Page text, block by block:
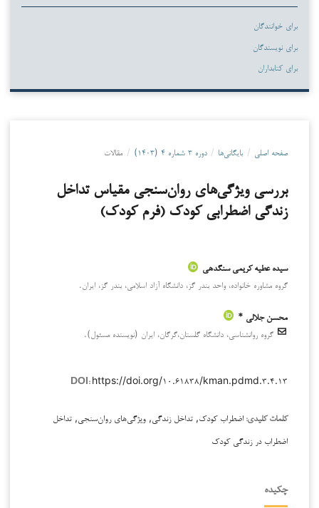
برای خوانندگان
برای نویسندگان
برای کتابداران
صفحه اصلی / بایگانی‌ها / دوره ۳ شماره ۴ (۱۴۰۳) / مقالات
بررسی ویژگی‌های روان‌سنجی مقیاس تداخل
زندگی اضطرابی کودک (فرم کودک)
سیده عطیه کریمی سنگدهی
گروه مشاوره خانواده، واحد بندر گز، دانشگاه آزاد اسلامی، بندر گز، ایران.
محسن جلالی *
گروه روانشناسی، دانشگاه گلستان،گرگان، ايران (نویسنده مسئول).
DOI: https://doi.org/۱۰.۶۱۸۳۸/kman.pdmd.۳.۴.۱۳
کلمات کلیدی: اضطراب کودک, تداخل زندگی, ویژگی‌های روان‌سنجی, تداخل
اضطراب در زندگی کودک
چکیده